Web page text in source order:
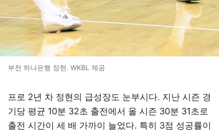
부천 하나은행 정현. WKBL 제공
프로 2년 차 정현의 급성장도 눈부시다. 지난 시즌 경
기당 평균 10분 32초 출전에서 올 시즌 30분 31초로
출전 시간이 세 배 가까이 늘었다. 특히 3점 성공률이